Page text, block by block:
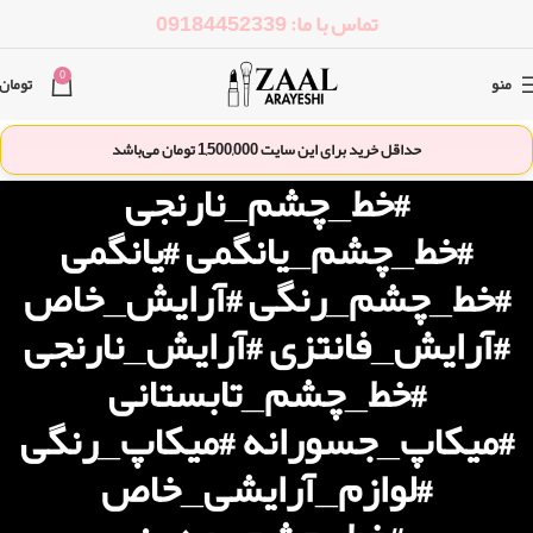
تماس با ما: 09184452339
منو 0 تومان
حداقل خرید برای این سایت1,500,000تومان می‌باشد
#خط_چشم_نارنجی
#خط_چشم_یانگمی #یانگمی
#خط_چشم_رنگی #آرایش_خاص
#آرایش_فانتزی #آرایش_نارنجی
#خط_چشم_تابستانی
#میکاپ_جسورانه #میکاپ_رنگی
#لوازم_آرایشی_خاص